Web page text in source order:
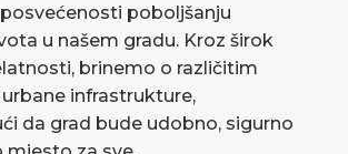
poboljšanju
u našem gradu. Kroz širok
brinemo o različitim
infrastrukture,
da grad bude udobno, sigurno